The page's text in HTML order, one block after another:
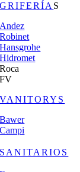
GRIFERÍA S
Andez
Robinet
Hansgrohe
Hidromet
Roca
FV
VANITORYS
Bawer
Campi
SANITARIOS